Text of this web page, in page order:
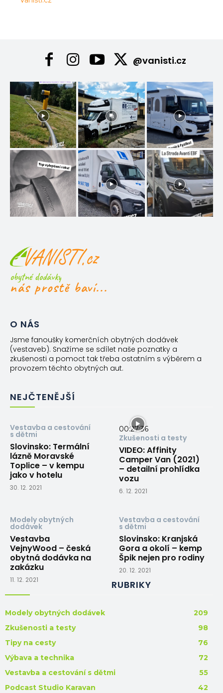
@vanisti.cz
obytné dodávky
nás prostě baví...
O NÁS
Jsme fanoušky komerčních obytných dodávek
(vestaveb). Snažíme se sdílet naše poznatky a
zkušenosti a pomoct tak třeba ostatním s výběrem a
provozem těchto obytných aut.
NEJČTENĚJŠÍ
Vestavba a cestování
s dětmi
Slovinsko: Termální
lázně Moravské
Toplice – v kempu
jako v hotelu
30. 12. 2021
00:27:36
Zkušenosti a testy
VIDEO: Affinity
Camper Van (2021)
– detailní prohlídka
vozu
6. 12. 2021
Modely obytných
dodávek
Vestavba
VejnyWood – česká
obytná dodávka na
zakázku
11. 12. 2021
Vestavba a cestování
s dětmi
Slovinsko: Kranjská
Gora a okolí – kemp
Špik nejen pro rodiny
20. 12. 2021
RUBRIKY
Modely obytných dodávek
209
Zkušenosti a testy
98
Tipy na cesty
76
Výbava a technika
72
Vestavba a cestování s dětmi
55
Podcast Studio Karavan
42